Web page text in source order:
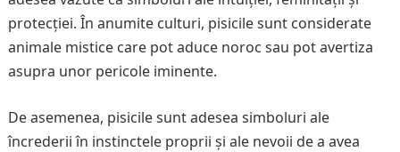
protecției. În anumite culturi, pisicile sunt considerate
animale mistice care pot aduce noroc sau pot avertiza
asupra unor pericole iminente.
De asemenea, pisicile sunt adesea simboluri ale
încrederii în instinctele proprii și ale nevoii de a avea